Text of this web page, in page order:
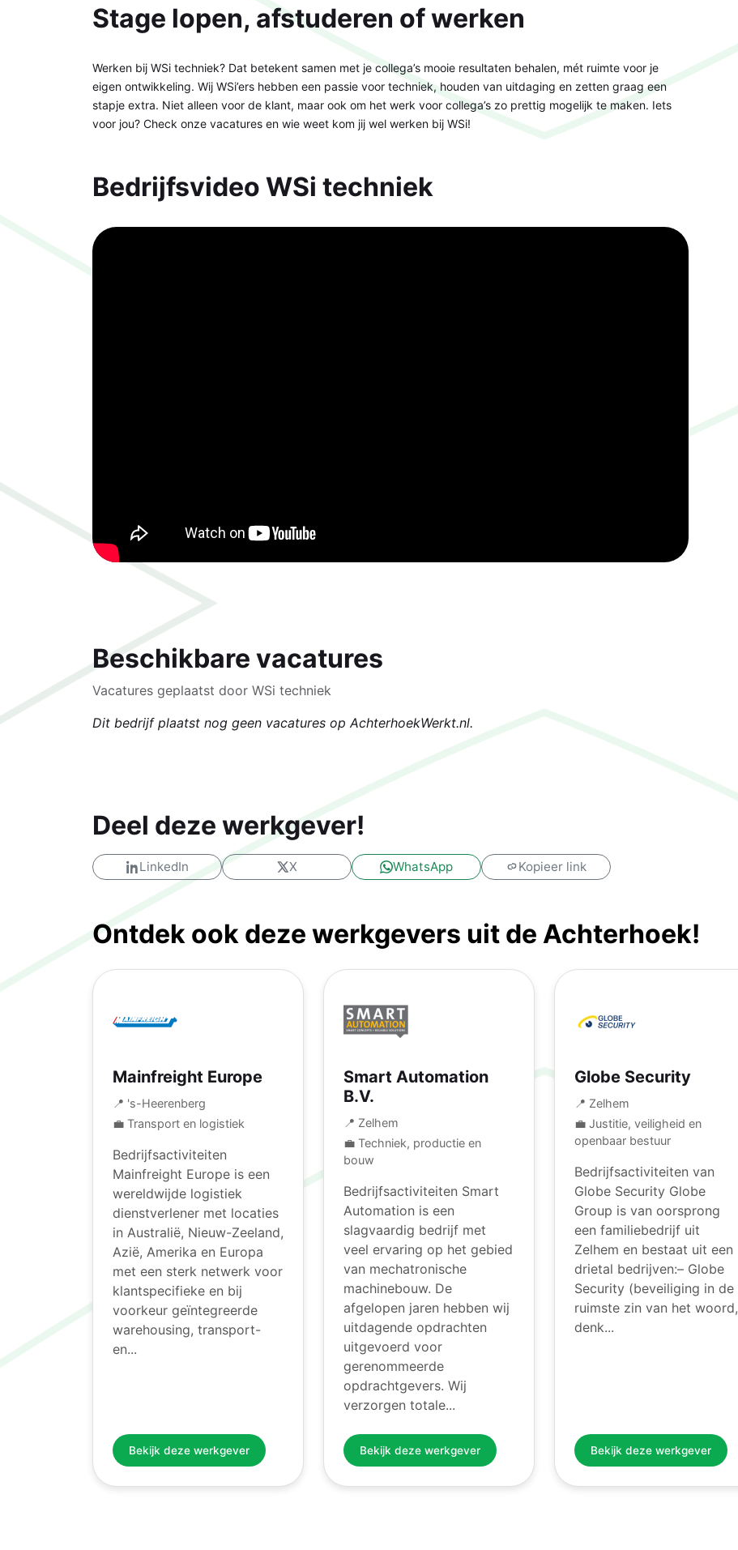
Stage lopen, afstuderen of werken
Werken bij WSi techniek? Dat betekent samen met je collega’s mooie resultaten behalen, mét ruimte voor je
eigen ontwikkeling. Wij WSi’ers hebben een passie voor techniek, houden van uitdaging en zetten graag een
stapje extra. Niet alleen voor de klant, maar ook om het werk voor collega’s zo prettig mogelijk te maken. Iets
voor jou? Check onze vacatures en wie weet kom jij wel werken bij WSi!
Bedrijfsvideo WSi techniek
Beschikbare vacatures
Vacatures geplaatst door WSi techniek
Dit bedrijf plaatst nog geen vacatures op AchterhoekWerkt.nl.
Deel deze werkgever!
LinkedIn X WhatsApp Kopieer link
Ontdek ook deze werkgevers uit de Achterhoek!
Mainfreight Europe
📍 's-Heerenberg
💼 Transport en logistiek
Bedrijfsactiviteiten
Mainfreight Europe is een
wereldwijde logistiek
dienstverlener met locaties
in Australië, Nieuw-Zeeland,
Azië, Amerika en Europa
met een sterk netwerk voor
klantspecifieke en bij
voorkeur geïntegreerde
warehousing, transport-
en...
Bekijk deze werkgever
Smart Automation
B.V.
📍 Zelhem
💼 Techniek, productie en
bouw
Bedrijfsactiviteiten Smart
Automation is een
slagvaardig bedrijf met
veel ervaring op het gebied
van mechatronische
machinebouw. De
afgelopen jaren hebben wij
uitdagende opdrachten
uitgevoerd voor
gerenommeerde
opdrachtgevers. Wij
verzorgen totale...
Bekijk deze werkgever
Globe Security
📍 Zelhem
💼 Justitie, veiligheid en
openbaar bestuur
Bedrijfsactiviteiten van
Globe Security Globe
Group is van oorsprong
een familiebedrijf uit
Zelhem en bestaat uit een
drietal bedrijven:– Globe
Security (beveiliging in de
ruimste zin van het woord,
denk...
Bekijk deze werkgever